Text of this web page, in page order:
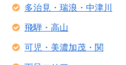
多治見・瑞浪・中津川
飛騨・高山
可児・美濃加茂・関